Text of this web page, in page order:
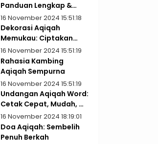
Panduan Lengkap &
Praktis
16 November 2024 15:51:18
Dekorasi Aqiqah
Memukau: Ciptakan
Kenangan Indah
16 November 2024 15:51:19
Rahasia Kambing
Aqiqah Sempurna
16 November 2024 15:51:19
Undangan Aqiqah Word:
Cetak Cepat, Mudah, &
Gratis!
16 November 2024 18:19:01
Doa Aqiqah: Sembelih
Penuh Berkah